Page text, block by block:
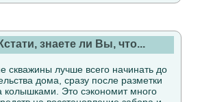
Кстати, знаете ли Вы, что...
скважины лучше всего начинать до
дома, сразу после разметки
колышками. Это сэкономит много